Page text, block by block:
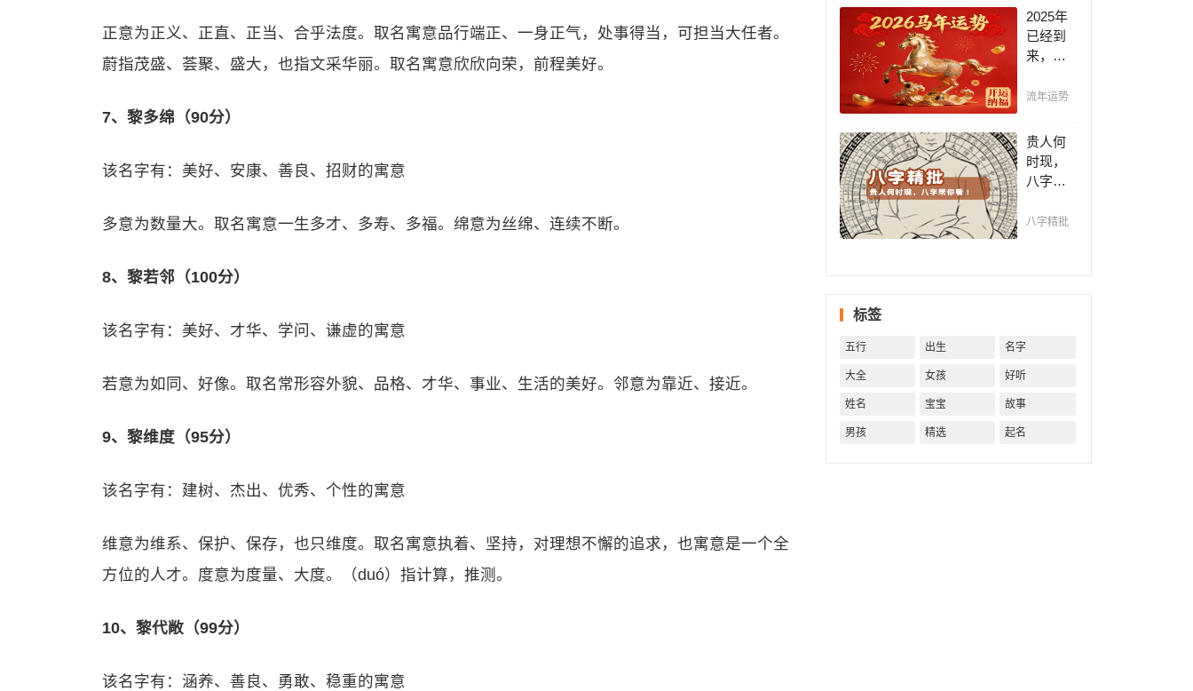
正意为正义、正直、正当、合乎法度。取名寓意品行端正、一身正气，处事得当，可担当大任者。
蔚指茂盛、荟聚、盛大，也指文采华丽。取名寓意欣欣向荣，前程美好。
7、黎多绵（90分）
该名字有：美好、安康、善良、招财的寓意
多意为数量大。取名寓意一生多才、多寿、多福。绵意为丝绵、连续不断。
8、黎若邻（100分）
该名字有：美好、才华、学问、谦虚的寓意
若意为如同、好像。取名常形容外貌、品格、才华、事业、生活的美好。邻意为靠近、接近。
9、黎维度（95分）
该名字有：建树、杰出、优秀、个性的寓意
维意为维系、保护、保存，也只维度。取名寓意执着、坚持，对理想不懈的追求，也寓意是一个全
方位的人才。度意为度量、大度。（duó）指计算，推测。
10、黎代敞（99分）
该名字有：涵养、善良、勇敢、稳重的寓意
晓五
行，把
控起伏
波澜，
缺，助
一生！
2025年
已经到
来，如
把握先
吉避
凶，不
走弯
路，点
查看！
流年运势
贵人何
时现，
八字帮
平阴阳
八字精批
标签
五行 出生 名字
大全 女孩 好听
姓名 宝宝 故事
男孩 精选 起名